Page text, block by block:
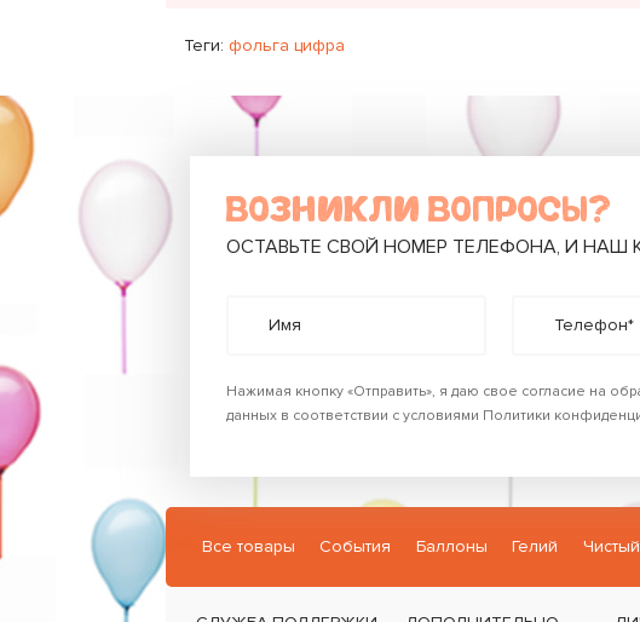
Теги: фольга цифра
ВОЗНИКЛИ ВОПРОСЫ?
ОСТАВЬТЕ СВОЙ НОМЕР ТЕЛЕФОНА, И НАШ
Имя Телефон*
Нажимая кнопку «Отправить», я даю свое согласие на
данных в соответствии с условиями Политики
Все товары События Баллоны Гелий